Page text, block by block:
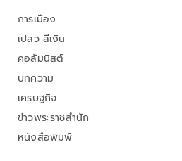
การเมือง
เปลว สีเงิน
คอลัมนิสต์
บทความ
เศรษฐกิจ
ข่าวพระราชสำนัก
หนังสือพิมพ์